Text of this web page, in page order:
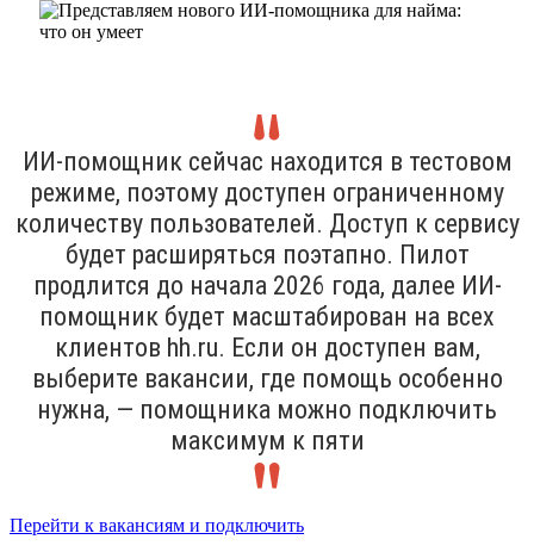
ИИ-помощник сейчас находится в тестовом
режиме, поэтому доступен ограниченному
количеству пользователей. Доступ к сервису
будет расширяться поэтапно. Пилот
продлится до начала 2026 года, далее ИИ-
помощник будет масштабирован на всех
клиентов hh.ru. Если он доступен вам,
выберите вакансии, где помощь особенно
нужна, — помощника можно подключить
максимум к пяти
Перейти к вакансиям и подключить